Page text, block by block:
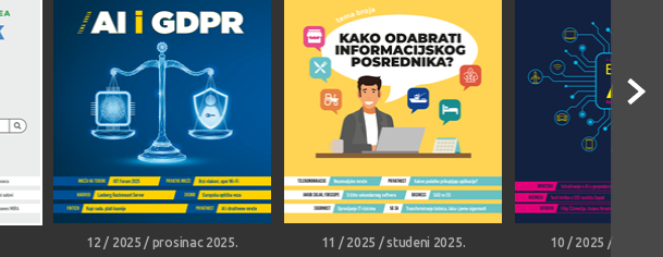
12 / 2025 / prosinac 2025. 11 / 2025 / studeni 2025. 10 / 2025 /